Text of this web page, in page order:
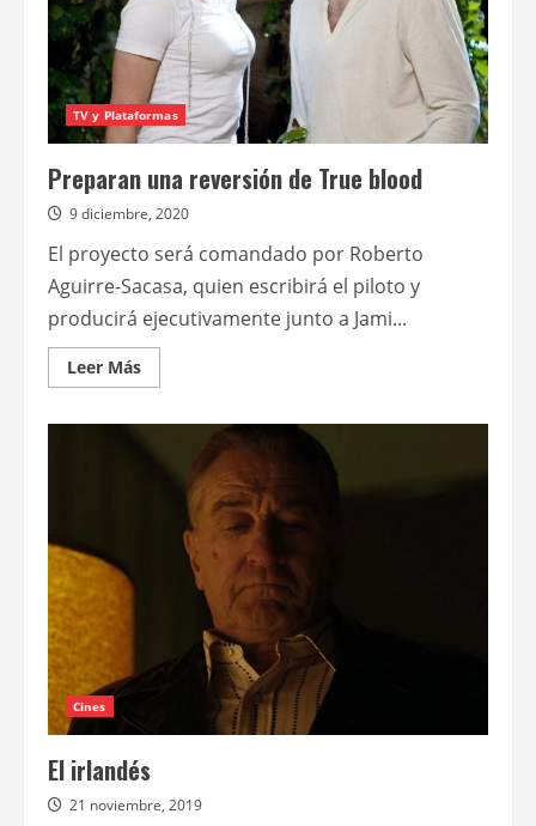
Modern
TV y Plataformas
Preparan una reversión de True blood
9 diciembre, 2020
El proyecto será comandado por Roberto
Aguirre-Sacasa, quien escribirá el piloto y
producirá ejecutivamente junto a Jami...
Leer MásLeer
más
Preparan
reversión
Cines
El irlandés
21 noviembre, 2019